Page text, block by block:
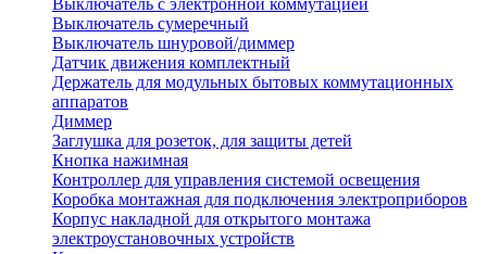
Выключатель с электронной коммутацией
Выключатель сумеречный
Выключатель шнуровой/диммер
Датчик движения комплектный
Держатель для модульных бытовых коммутационных
аппаратов
Диммер
Заглушка для розеток, для защиты детей
Кнопка нажимная
Контроллер для управления системой освещения
Коробка монтажная для подключения электроприборов
Корпус накладной для открытого монтажа
электроустановочных устройств